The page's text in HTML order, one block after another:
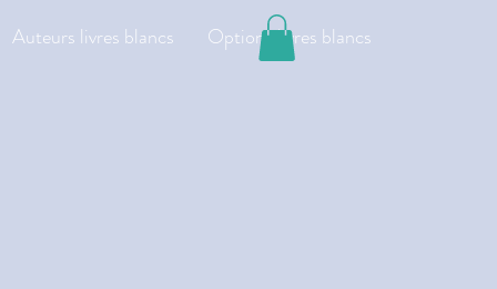
Auteurs livres blancs Options livres blancs